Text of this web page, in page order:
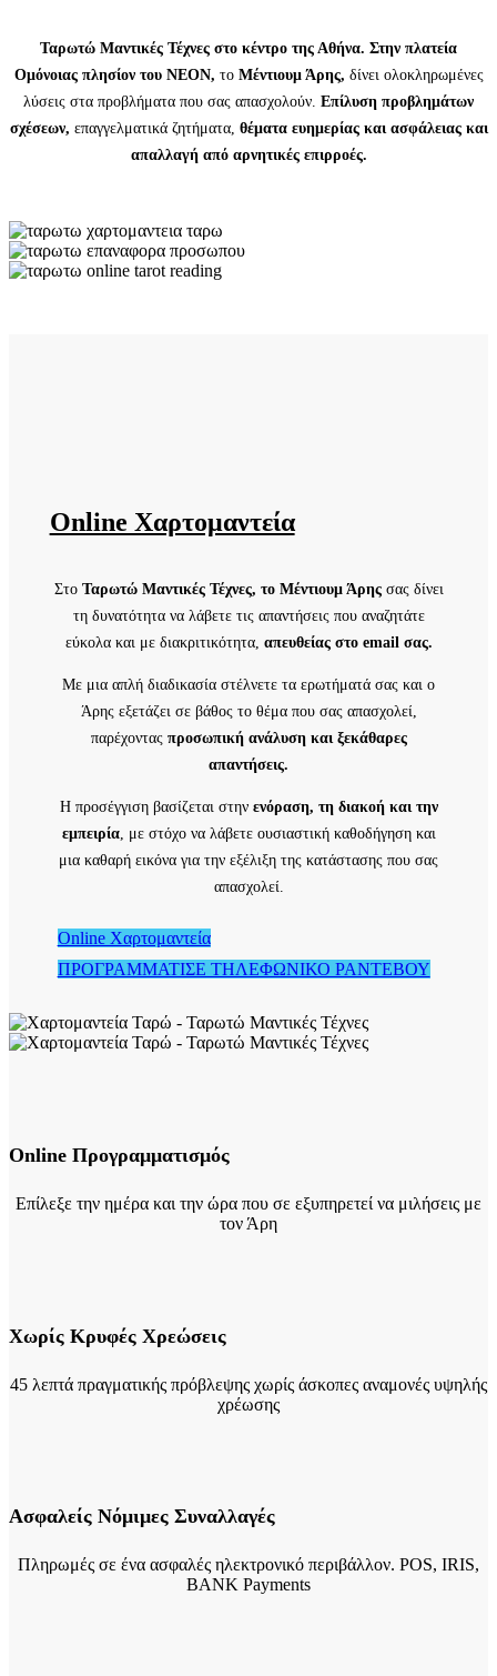
Ταρωτώ Μαντικές Τέχνες στο κέντρο της Αθήνα. Στην πλατεία
Ομόνοιας πλησίον του ΝΕΟΝ, το Μέντιουμ Άρης, δίνει ολοκληρωμένες
λύσεις στα προβλήματα που σας απασχολούν. Επίλυση προβλημάτων
σχέσεων, επαγγελματικά ζητήματα, θέματα ευημερίας και ασφάλειας και
απαλλαγή από αρνητικές επιρροές.
Online Χαρτομαντεία
Στο Ταρωτώ Μαντικές Τέχνες, το Μέντιουμ Άρηςσας δίνει
τη δυνατότητα να λάβετε τις απαντήσεις που αναζητάτε
εύκολα και με διακριτικότητα, απευθείας στο email σας.
Με μια απλή διαδικασία στέλνετε τα ερωτήματά σας και ο
Άρης εξετάζει σε βάθος το θέμα που σας απασχολεί,
παρέχοντας προσωπική ανάλυση και ξεκάθαρες
απαντήσεις.
Η προσέγγιση βασίζεται στην ενόραση, τη διακοή και την
εμπειρία, με στόχο να λάβετε ουσιαστική καθοδήγηση και
μια καθαρή εικόνα για την εξέλιξη της κατάστασης που σας
απασχολεί.
Online Χαρτομαντεία
ΠΡΟΓΡΑΜΜΑΤΙΣΕ ΤΗΛΕΦΩΝΙΚΟ ΡΑΝΤΕΒΟΥ
Online Προγραμματισμός
Επίλεξε την ημέρα και την ώρα που σε εξυπηρετεί να μιλήσεις με
τον Άρη
Χωρίς Κρυφές Χρεώσεις
45 λεπτά πραγματικής πρόβλεψης χωρίς άσκοπες αναμονές υψηλής
χρέωσης
Ασφαλείς Νόμιμες Συναλλαγές
Πληρωμές σε ένα ασφαλές ηλεκτρονικό περιβάλλον. POS, IRIS,
ΒΑΝΚ Payments